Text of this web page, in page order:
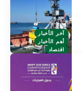
آخر الأخبار
أهم الأخبار
اقتصاد